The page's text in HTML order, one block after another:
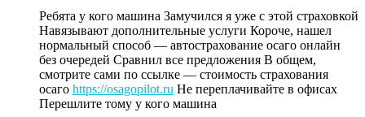
Ребята у кого машина Замучился я уже с этой страховкой
Навязывают дополнительные услуги Короче, нашел
нормальный способ — автострахование осаго онлайн
без очередей Сравнил все предложения В общем,
смотрите сами по ссылке — стоимость страхования
осаго https://osagopilot.ru Не переплачивайте в офисах
Перешлите тому у кого машина